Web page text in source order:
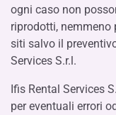
ogni caso non
riprodotti,
siti salvo il
Services S.r.l.
Ifis Rental Services
per eventuali errori